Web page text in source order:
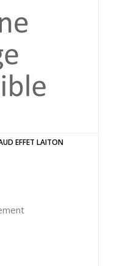
EFFET LAITON